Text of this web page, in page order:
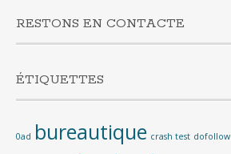
RESTONS EN CONTACTE
ÉTIQUETTES
0ad bureautique crash test dofollow